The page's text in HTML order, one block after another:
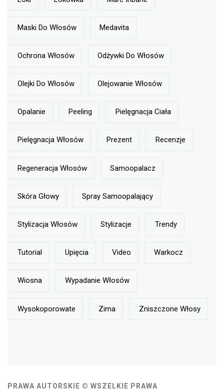
Maski Do Włosów Medavita
Ochrona Włosów Odżywki Do Włosów
Olejki Do Włosów Olejowanie Włosów
Opalanie Peeling Pielęgnacja Ciała
Pielęgnacja Włosów Prezent Recenzje
Regeneracja Włosów Samoopalacz
Skóra Głowy Spray Samoopalający
Stylizacja Włosów Stylizacje Trendy
Tutorial Upięcia Video Warkocz
Wiosna Wypadanie Włosów
Wysokoporowate Zima Zniszczone Włosy
PRAWA AUTORSKIE © WSZELKIE PRAWA